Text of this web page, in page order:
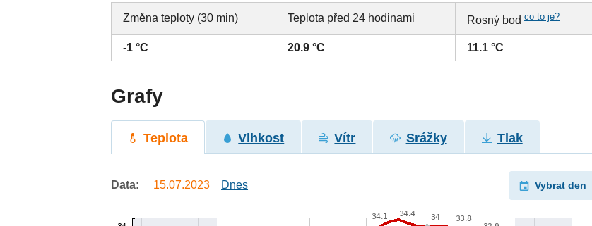
Změna teploty (30 min) Teplota před 24 hodinami Rosný bodco to je?
-1 °C 20.9 °C 11.1 °C
Grafy
Teplota Vlhkost Vítr Srážky Tlak
Data: 15.07.2023 Dnes Vybrat den